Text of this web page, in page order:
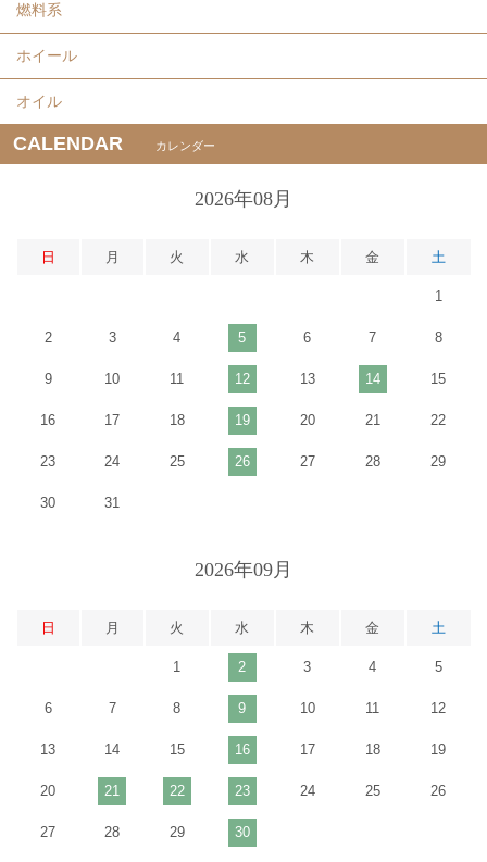
燃料系
ホイール
オイル
CALENDAR カレンダー
2026年08月
日 月 火 水 木 金 土
1
2 3 4 5 6 7 8
9 10 11 12 13 14 15
16 17 18 19 20 21 22
23 24 25 26 27 28 29
30 31
2026年09月
日 月 火 水 木 金 土
1 2 3 4 5
6 7 8 9 10 11 12
13 14 15 16 17 18 19
20 21 22 23 24 25 26
27 28 29 30